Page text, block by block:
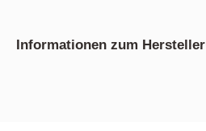
Informationen zum Hersteller